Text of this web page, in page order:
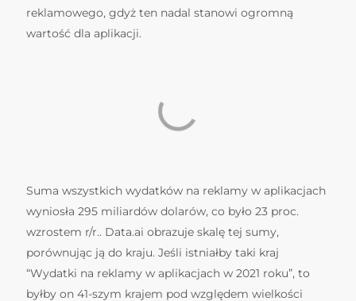
reklamowego, gdyż ten nadal stanowi ogromną
wartość dla aplikacji.
Suma wszystkich wydatków na reklamy w aplikacjach
wyniosła 295 miliardów dolarów, co było 23 proc.
wzrostem r/r.. Data.ai obrazuje skalę tej sumy,
porównując ją do kraju. Jeśli istniałby taki kraj
“Wydatki na reklamy w aplikacjach w 2021 roku”, to
byłby on 41-szym krajem pod względem wielkości